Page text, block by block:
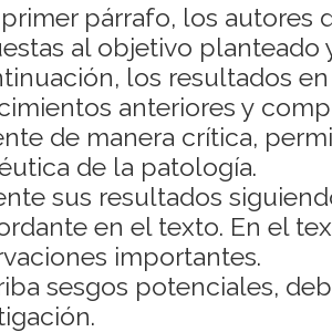
párrafo, los autores
al objetivo planteado
los resultados
anteriores y
de manera crítica,
de la patología.
sus resultados
en el texto. En el
importantes.
sesgos potenciales,